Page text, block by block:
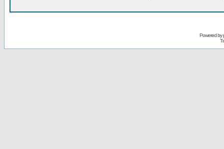
Powered by